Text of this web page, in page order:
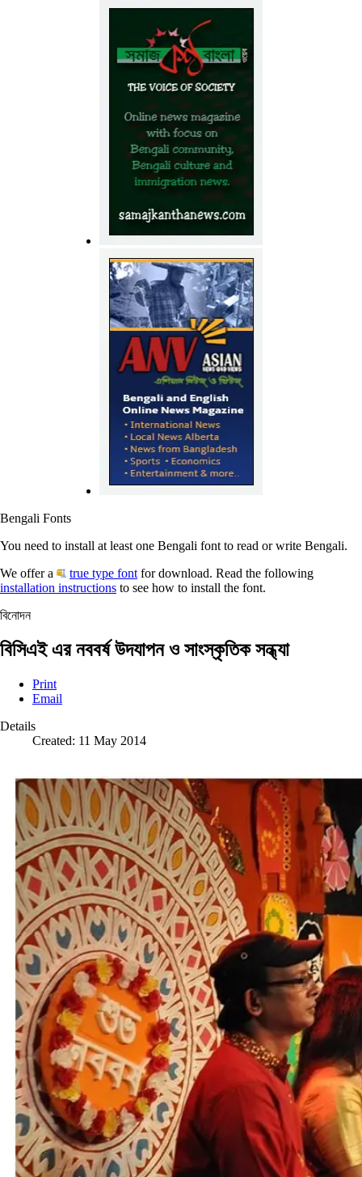
Bengali Fonts
You need to install at least one Bengali font to read or write Bengali.
We offer a
true type font for download. Read the following
installation instructions to see how to install the font.
বিনোদন
বিসিএই এর নববর্ষ উদযাপন ও সাংস্কৃতিক সন্ধ্যা
Print
Email
Details
Created: 11 May 2014